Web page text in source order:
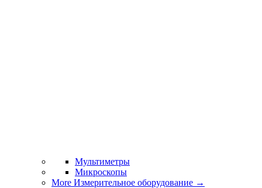
Мультиметры
Микроскопы
More Измерительное оборудование →